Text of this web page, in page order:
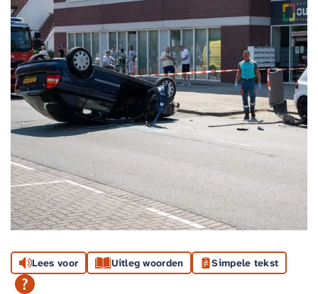
Lees voor Uitleg woorden Simpele tekst